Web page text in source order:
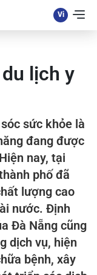
lịch y
sức khỏe là
đang được
nay, tại
phố đã
lượng cao
nước. Định
Đà Nẵng cũng
dịch vụ, hiện
bệnh, xây